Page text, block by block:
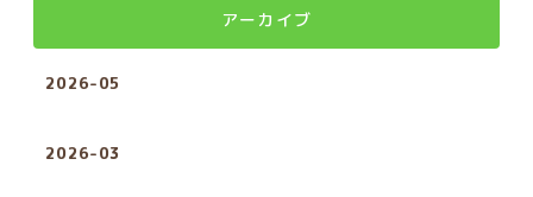
アーカイブ
2026-05
2026-03